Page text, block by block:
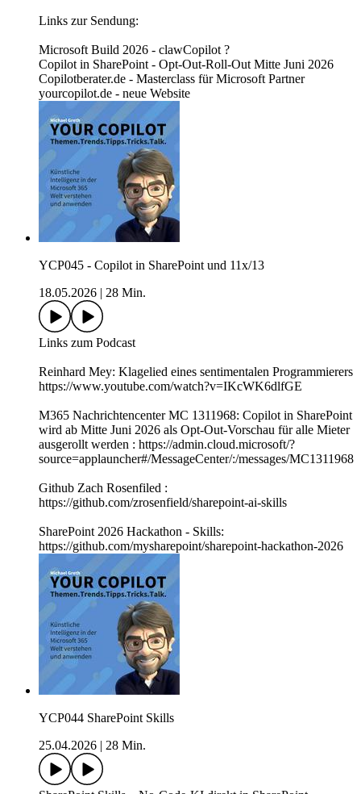
Links zur Sendung:
Microsoft Build 2026 - clawCopilot ?
Copilot in SharePoint - Opt-Out-Roll-Out Mitte Juni 2026
Copilotberater.de - Masterclass für Microsoft Partner
yourcopilot.de - neue Website
YCP045 - Copilot in SharePoint und 11x/13
18.05.2026
28 Min.
Links zum Podcast
Reinhard Mey: Klagelied eines sentimentalen Programmierers
https://www.youtube.com/watch?v=IKcWK6dlfGE
M365 Nachrichtencenter MC 1311968: Copilot in SharePoint
wird ab Mitte Juni 2026 als Opt-Out-Vorschau für alle Mieter
ausgerollt werden : https://admin.cloud.microsoft/?
source=applauncher#/MessageCenter/:/messages/MC1311968
Github Zach Rosenfiled :
https://github.com/zrosenfield/sharepoint-ai-skills
SharePoint 2026 Hackathon - Skills:
https://github.com/mysharepoint/sharepoint-hackathon-2026
YCP044 SharePoint Skills
25.04.2026
28 Min.